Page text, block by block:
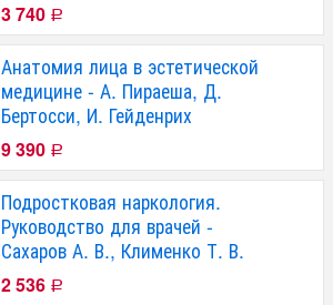
3 740 Р
Анатомия лица в эстетической
медицине - А. Пираеша, Д.
Бертосси, И. Гейденрих
9 390 Р
Подростковая наркология.
Руководство для врачей -
Сахаров А. В., Клименко Т. В.
2 536 Р